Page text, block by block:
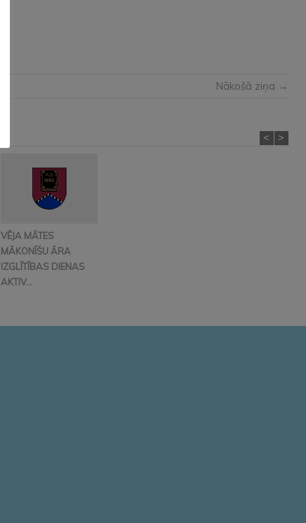
Nākošā ziņa →
VĒJA MĀTES
MĀKONĪŠU ĀRA
IZGLĪTĪBAS DIENAS
AKTIV...
< >